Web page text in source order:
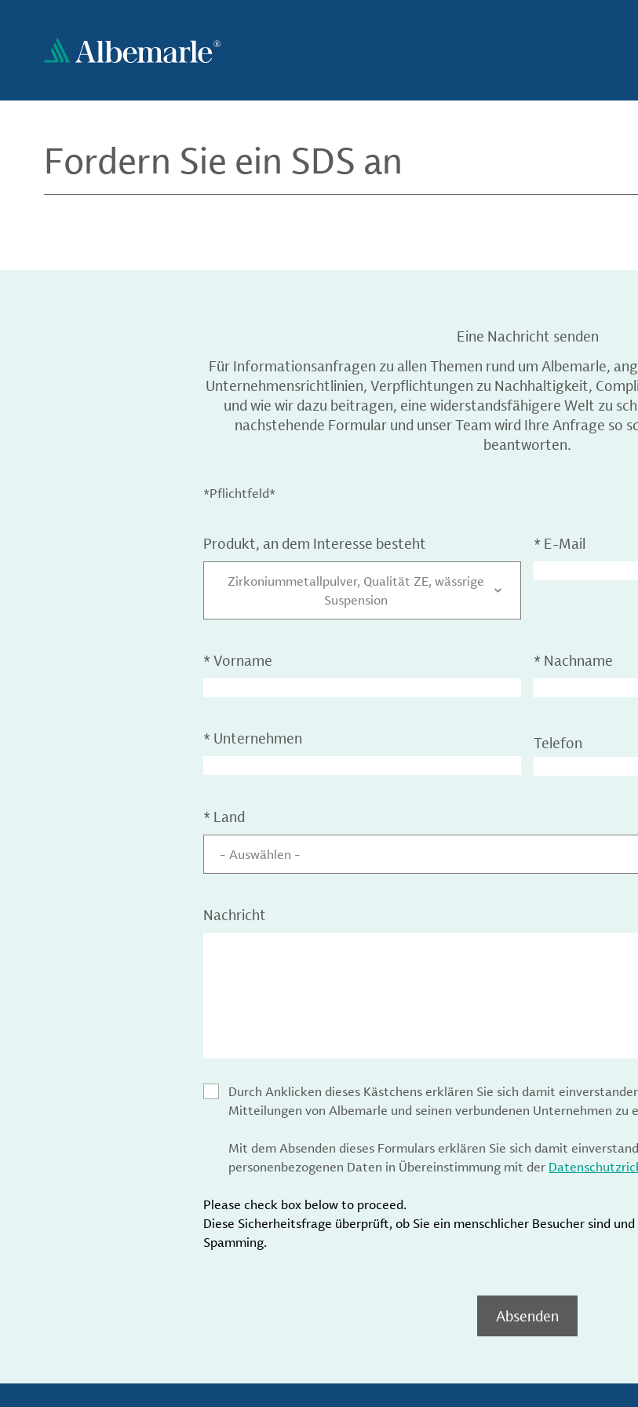
Fordern Sie ein SDS an
Eine Nachricht senden
Für Informationsanfragen zu allen Themen rund um Albemarle,
Unternehmensrichtlinien, Verpflichtungen zu Nachhaltigkeit,
und wie wir dazu beitragen, eine widerstandsfähigere Welt zu
nachstehende Formular und unser Team wird Ihre Anfrage so
beantworten.
*Pflichtfeld*
Produkt, an dem Interesse besteht
Zirkoniummetallpulver, Qualität ZE, wässrige
Suspension
* E-Mail
*Vorname * Nachname
* Unternehmen Telefon
* Land
- Auswählen -
Nachricht
Durch Anklicken dieses Kästchens erklären Sie sich damit
Mitteilungen von Albemarle und seinen verbundenen Unternehmen zu
Mit dem Absenden dieses Formulars erklären Sie sich damit
personenbezogenen Daten in Übereinstimmung mit der
Please check box below to proceed.
Diese Sicherheitsfrage überprüft, ob Sie ein menschlicher Besucher sind
Spamming.
Absenden